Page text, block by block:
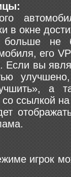
в окне
не
его
Если вы
а
ссылкой
игрок